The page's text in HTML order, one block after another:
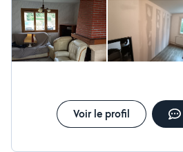
Voir le profil